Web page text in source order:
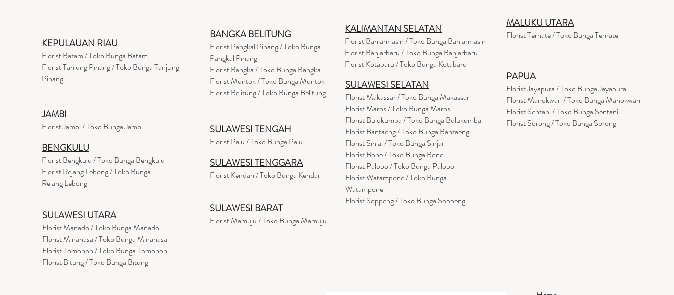
KEPULAUAN RIAU
Florist Batam / Toko Bunga Batam
Florist Tanjung Pinang / Toko Bunga Tanjung
Pinang
JAMBI
Florist Jambi / Toko Bunga Jambi
BENGKULU
Florist Bengkulu / Toko Bunga Bengkulu
Florist Rejang Lebong / Toko Bunga
Rejang Lebong
SULAWESI UTARA
Florist Manado / Toko Bunga Manado
Florist Minahasa / Toko Bunga Minahasa
Florist Tomohon / Toko Bunga Tomohon
Florist Bitung / Toko Bunga Bitung
KALIMANTAN SELATAN
Florist Banjarmasin/ Toko Bunga Banjarmasin
Florist Banjarbaru / Toko Bunga Banjarbaru
Florist Kotabaru / Toko Bunga Kotabaru
BANGKA BELITUNG
Florist Pangkal Pinang / Toko Bunga
Pangkal Pinang
Florist Bangka / Toko Bunga Bangka
Florist Muntok / Toko Bunga Muntok
Florist Belitung / Toko Bunga Belitung
SULAWESI TENGAH
Florist Palu / Toko Bunga Palu
SULAWESI TENGGARA
Florist Kendari / Toko Bunga Kendari
SULAWESI SELATAN
Florist Makassar / Toko Bunga Makassar
Florist Maros / Toko Bunga Maros
Florist Bulukumba / Toko Bunga Bulukumba
Florist Bantaeng / Toko Bunga Bantaeng
Florist Sinjai / Toko Bunga Sinjai
Florist Bone / Toko Bunga Bone
Florist Palopo / Toko Bunga Palopo
Florist Watampone / Toko Bunga
Watampone
Florist Soppeng / Toko Bunga Soppeng
SULAWESI BARAT
Florist Mamuju / Toko Bunga Mamuju
MALUKU UTARA
Florist Ternate / Toko Bunga Ternate
PAPUA
Florist Jayapura / Toko Bunga Jayapura
Florist Manokwari / Toko Bunga Manokwari
Florist Sentani / Toko Bunga Sentani
Florist Sorong / Toko Bunga Sorong